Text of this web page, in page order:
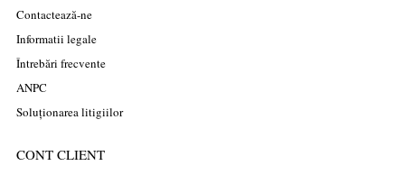
Contactează-ne
Informatii legale
Întrebări frecvente
ANPC
Soluționarea litigiilor
CONT CLIENT